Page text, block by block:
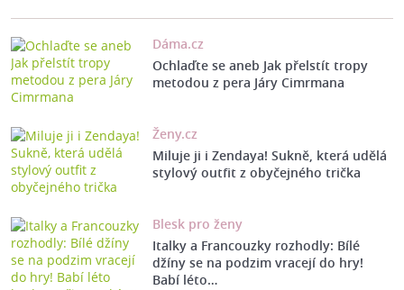
Dáma.cz
Ochlaďte se aneb Jak přelstít tropy
metodou z pera Járy Cimrmana
Ženy.cz
Miluje ji i Zendaya! Sukně, která udělá
stylový outfit z obyčejného trička
Blesk pro ženy
Italky a Francouzky rozhodly: Bílé
džíny se na podzim vracejí do hry!
Babí léto…